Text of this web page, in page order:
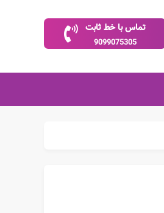
تماس با خط ثابت
9099075305